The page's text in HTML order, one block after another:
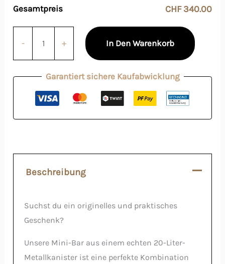
Gesamtpreis CHF 340.00
- + In Den Warenkorb
Garantiert sichere Kaufabwicklung
Beschreibung
Suchst du ein originelles und praktisches
Geschenk?
Unsere Mini-Bar aus einem echten 20-Liter-
Metallkanister ist eine perfekte Kombination